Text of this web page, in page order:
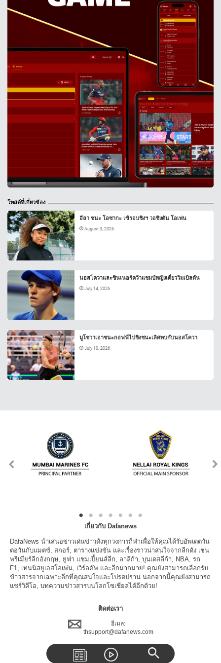
โพสต์ที่เกี่ยวข้อง
อีลา ชนะ โอซากะ เข้รอบชิงฯ วอชิงตัน โอเพ่น
August 3, 2026
นอสโควาและซินเนอร์คว้าแชมป์หญิงเดี่ยววิมเบิลดัน
July 14, 2026
มูโชวาเอาชนะกอฟฟ์ไปชิงชนะเลิศพบกับนอสโควา
July 10, 2026
เกี่ยวกับ Dafanews
DafaNews นำเสนอข่าวเด่นข่าวดังทุกวงการกีฬาเพื่อให้คุณได้รับอัพเดตวัน
ต่อวันกับแมตช์, สกอร์, ตารางแข่งขัน และเรื่องราวน่าสนใจจากลีกดัง เช่น
พรีเมียร์ลีกอังกฤษ, ยูฟ่า แชมเปี้ยนส์ลีก, ลาลีก้า, บุนเดสลีก้า, NBA, รถ
F1, เทนนิสยูเอสโอเพ่น, เวิร์ลคัพ และอีกมากมาย! คุณยังสามารถเลือกรับ
ข้าวสารจากเฉพาะลีกที่คุณสนใจและโปรดปราน นอกจากนี้คุณยังสามารถ
แชร์วิดีโอ, บทความข่าวสารบนโลกโซเชี่ยลได้อีกด้วย!
ติดต่อเรา
อีเมล:
thsupport@dafanews.com